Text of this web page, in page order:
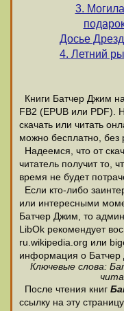
3.
Досье
4. Летний
Книги Батчер Джим
FB2 (EPUB или PDF).
скачать или читать
можно бесплатно, без
Надеемся, что от
читатель получит то,
время не будет
Если кто-либо
или интересными
Батчер Джим, то
LibOk рекомендует
ru.wikipedia.org или
информация о Батчер
Ключевые слова:
После чтения книг
ссылку на эту